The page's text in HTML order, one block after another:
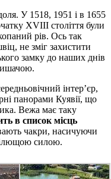
У 1518, 1951 і в 1655
XVIII століття були
рів. Ось так
не зміг захистити
замку до наших днів
інтер’єр,
панорами Куявії, що
Вежа має таку
в список місць
чакри, насичуючи
силою.